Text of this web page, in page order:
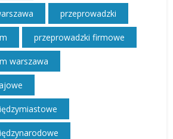
przeprowadzki
przeprowadzki firmowe
warszawa